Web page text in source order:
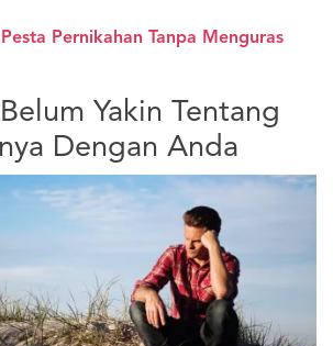
Pernikahan Tanpa Menguras
Yakin Tentang
Dengan Anda